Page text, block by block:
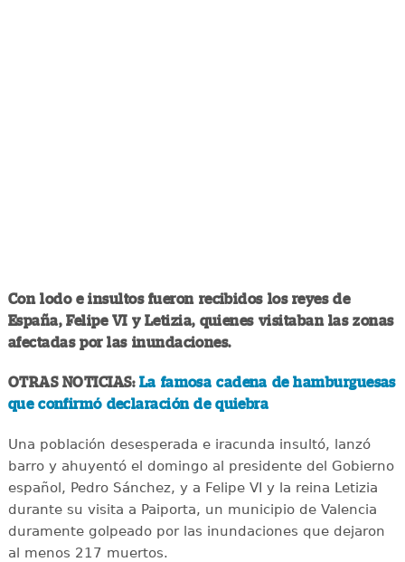
Con lodo e insultos fueron recibidos los reyes de
España, Felipe VI y Letizia, quienes visitaban las zonas
afectadas por las inundaciones.
OTRAS NOTICIAS: La famosa cadena de hamburguesas
que confirmó declaración de quiebra
Una población desesperada e iracunda insultó, lanzó
barro y ahuyentó el domingo al presidente del Gobierno
español, Pedro Sánchez, y a Felipe VI y la reina Letizia
durante su visita a Paiporta, un municipio de Valencia
duramente golpeado por las inundaciones que dejaron
al menos 217 muertos.